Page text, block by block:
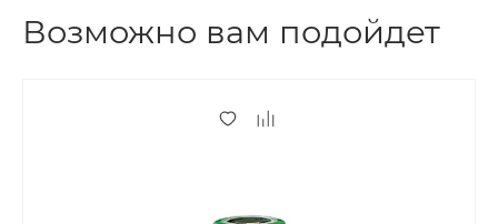
Возможно вам подойдет